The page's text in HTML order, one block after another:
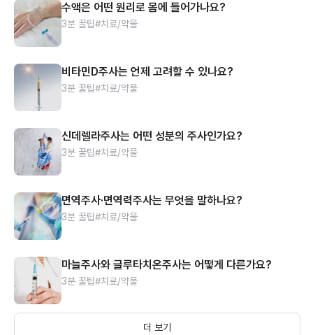
수액은 어떤 원리로 몸에 들어가나요?
3분 꿀팁#치료/약물
비타민D주사는 언제 고려할 수 있나요?
3분 꿀팁#치료/약물
신데렐라주사는 어떤 성분의 주사인가요?
3분 꿀팁#치료/약물
면역주사·면역력주사는 무엇을 말하나요?
3분 꿀팁#치료/약물
마늘주사와 글루타치온주사는 어떻게 다른가요?
3분 꿀팁#치료/약물
더 보기